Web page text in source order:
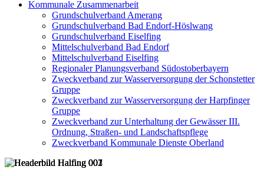
Kommunale Zusammenarbeit
Grundschulverband Amerang
Grundschulverband Bad Endorf-Höslwang
Grundschulverband Eiselfing
Mittelschulverband Bad Endorf
Mittelschulverband Eiselfing
Regionaler Planungsverband Südostoberbayern
Zweckverband zur Wasserversorgung der Schonstetter
Gruppe
Zweckverband zur Wasserversorgung der Harpfinger
Gruppe
Zweckverband zur Unterhaltung der Gewässer III.
Ordnung, Straßen- und Landschaftspflege
Zweckverband Kommunale Dienste Oberland